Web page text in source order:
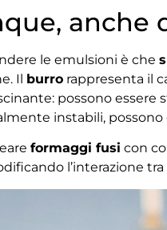
anche
le emulsioni è che
Il burro rappresenta il
possono essere
instabili,
formaggi fusi con
l’interazione